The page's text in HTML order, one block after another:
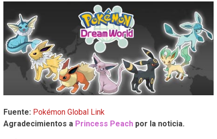
Fuente: Pokémon Global Link
Agradecimientos a Princess Peach por la noticia.